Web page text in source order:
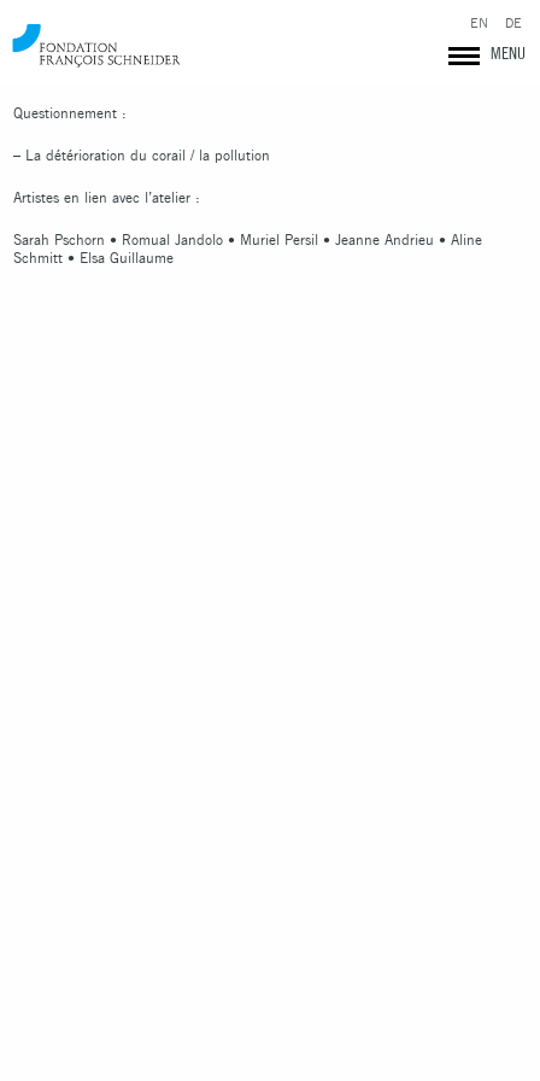
MENU
EN DE
techniques.
Durée : 1h
Questionnement :
– La détérioration du corail / la pollution
Artistes en lien avec l’atelier :
Sarah Pschorn • Romual Jandolo • Muriel Persil • Jeanne Andrieu • Aline
Schmitt • Elsa Guillaume